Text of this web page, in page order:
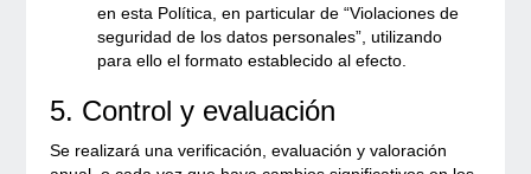
en esta Política, en particular de “Violaciones de
seguridad de los datos personales”, utilizando
para ello el formato establecido al efecto.
5. Control y evaluación
Se realizará una verificación, evaluación y valoración